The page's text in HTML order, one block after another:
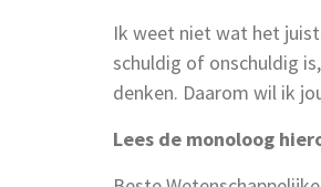
Ik weet niet wat het
schuldig of onschuldig
denken. Daarom wil ik
Lees de monoloog